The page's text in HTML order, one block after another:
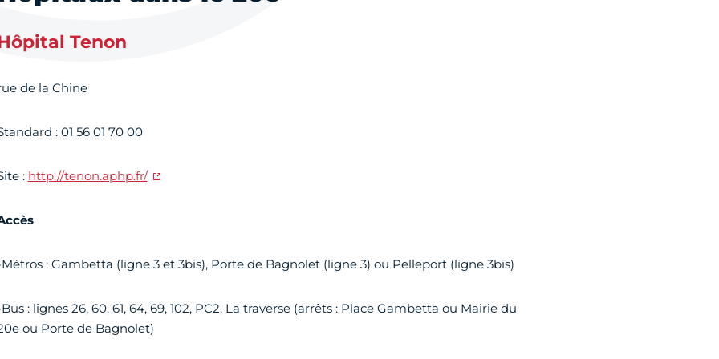
Tenon
de la Chine
: 01 56 01 70 00
: http://tenon.aphp.fr/
: Gambetta (ligne 3 et 3bis), Porte de Bagnolet (ligne 3) ou Pelleport (ligne 3bis)
: lignes 26, 60, 61, 64, 69, 102, PC2, La traverse (arrêts : Place Gambetta ou Mairie du
ou Porte de Bagnolet)